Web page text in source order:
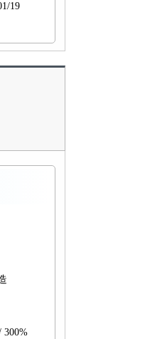
19
300%